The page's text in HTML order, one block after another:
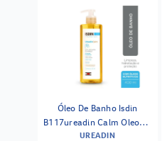
Óleo De Banho Isdin
B117ureadin Calm Oleogel
400ml
UREADIN